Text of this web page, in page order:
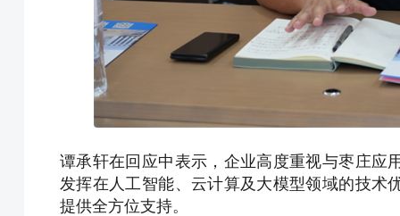
谭承轩在回应中表示，企业高度重视与枣庄应
发挥在人工智能、云计算及大模型领域的技术
提供全方位支持。